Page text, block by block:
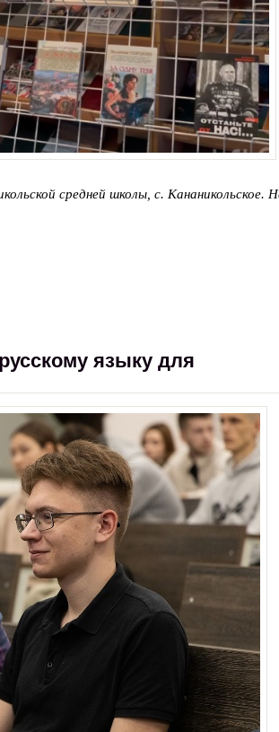
средней школы, с. Кананикольское.
языку для